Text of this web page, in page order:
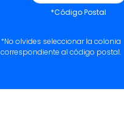
*Código Postal
*No olvides seleccionar la colonia
correspondiente al código postal.